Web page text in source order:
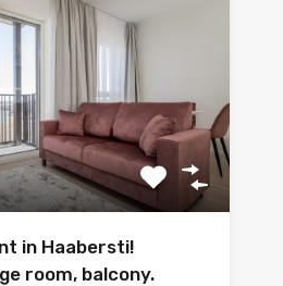
in Haabersti!
room, balcony.